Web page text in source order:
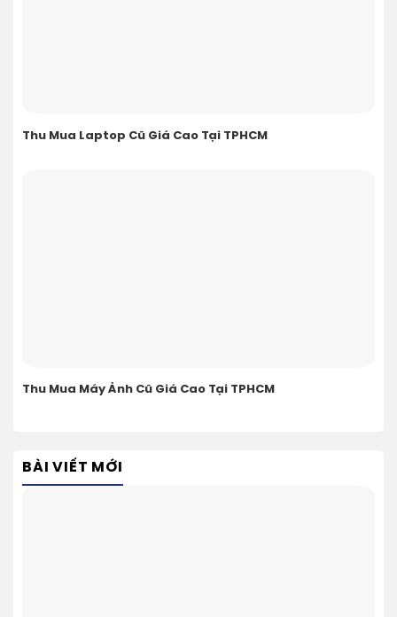
Thu Mua Laptop Cũ Giá Cao Tại TPHCM
Thu Mua Máy Ảnh Cũ Giá Cao Tại TPHCM
BÀI VIẾT MỚI